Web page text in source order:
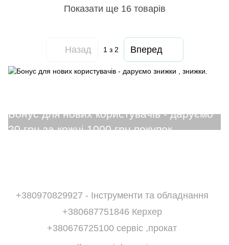
Показати ще 16 товарів
Назад 1 з 2 Вперед
+380970829927 - Інструменти та обладнання
+380687751846 Керхер
+380676725100 сервіс ,прокат